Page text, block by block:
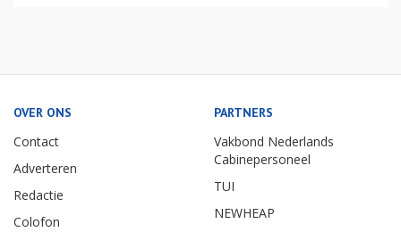
OVER ONS
Contact
Adverteren
Redactie
Colofon
PARTNERS
Vakbond Nederlands
Cabinepersoneel
TUI
NEWHEAP